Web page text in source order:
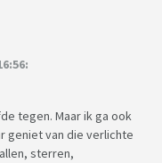
tegen. Maar ik ga ook
geniet van die verlichte
sterren,